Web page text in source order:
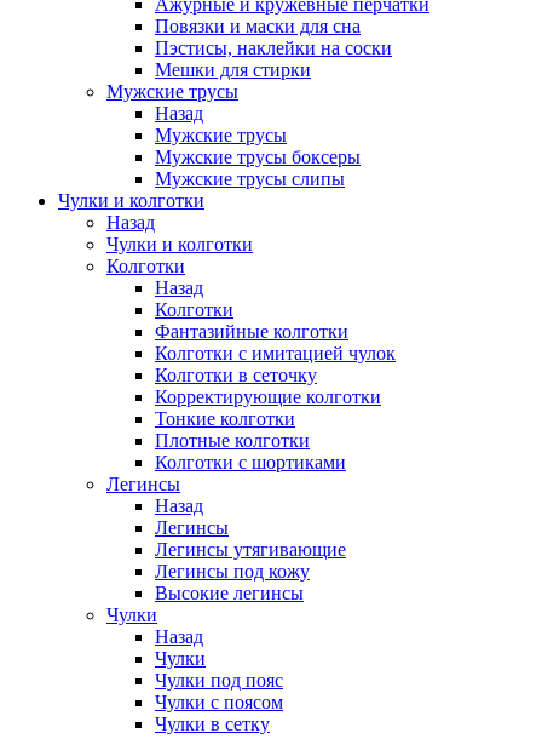
Ажурные и кружевные перчатки
Повязки и маски для сна
Пэстисы, наклейки на соски
Мешки для стирки
Мужские трусы
Назад
Мужские трусы
Мужские трусы боксеры
Мужские трусы слипы
Чулки и колготки
Назад
Чулки и колготки
Колготки
Назад
Колготки
Фантазийные колготки
Колготки с имитацией чулок
Колготки в сеточку
Корректирующие колготки
Тонкие колготки
Плотные колготки
Колготки с шортиками
Легинсы
Назад
Легинсы
Легинсы утягивающие
Легинсы под кожу
Высокие легинсы
Чулки
Назад
Чулки
Чулки под пояс
Чулки с поясом
Чулки в сетку